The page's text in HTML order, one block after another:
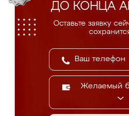
ДО КОНЦА
Оставьте заявку
Желаемый